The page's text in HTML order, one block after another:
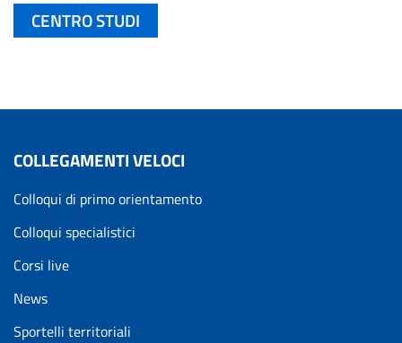
CENTRO STUDI
COLLEGAMENTI VELOCI
Colloqui di primo orientamento
Colloqui specialistici
Corsi live
News
Sportelli territoriali